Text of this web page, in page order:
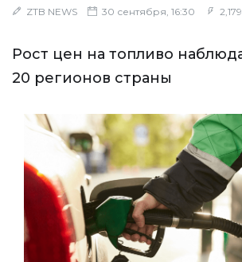
ZTB NEWS 30 сентября, 16:30 2,179
Рост цен на топливо
20 регионов страны